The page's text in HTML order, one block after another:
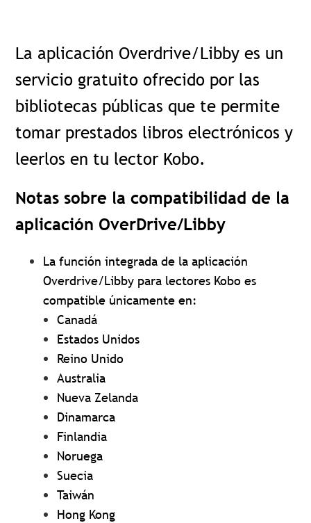
La aplicación Overdrive/Libby es un
servicio gratuito ofrecido por las
bibliotecas públicas que te permite
tomar prestados libros electrónicos y
leerlos en tu lector Kobo.
Notas sobre la compatibilidad de la
aplicación OverDrive/Libby
La función integrada de la aplicación
Overdrive/Libby para lectores Kobo es
compatible únicamente en:
Canadá
Estados Unidos
Reino Unido
Australia
Nueva Zelanda
Dinamarca
Finlandia
Noruega
Suecia
Taiwán
Hong Kong